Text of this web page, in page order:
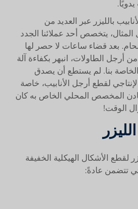
بالليزر عبر العديد من
يتخصص أحد عملائنا الجدد
بعد قضاء ساعات لا حصر لها
الطاولات، انبهر بكفاءة آلة
الخاصة بنا. لم يستطع أن يصدق
لقطع أرجل الأنابيب، خاصة
المخصص المحلي الخاص به كان
الوقت!
لقطع الأشكال الهيكلية الخفيفة
تتضمن عادةً: